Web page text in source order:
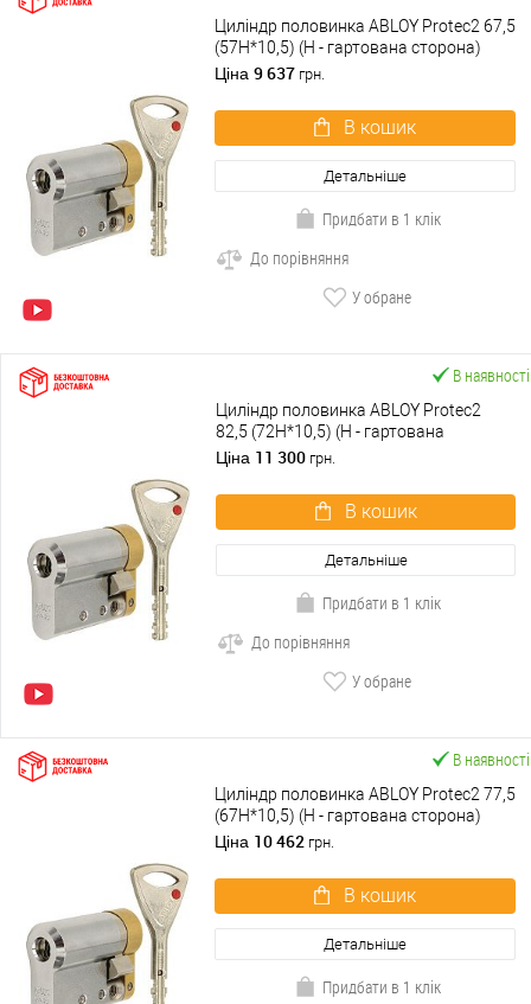
Циліндр половинка ABLOY Protec2 67,5
(57H*10,5) (H - гартована сторона)
хром матовий 3 ключа
Ціна 9 637 грн.
В кошик
Детальніше
Придбати в 1 клік
До порівняння
У обране
В наявності
Циліндр половинка ABLOY Protec2
82,5 (72H*10,5) (H - гартована
сторона) хром матовий 3 ключа
Ціна 11 300 грн.
В кошик
Детальніше
Придбати в 1 клік
До порівняння
У обране
В наявності
Циліндр половинка ABLOY Protec2 77,5
(67H*10,5) (H - гартована сторона)
хром матовий 3 ключа
Ціна 10 462 грн.
В кошик
Детальніше
Придбати в 1 клік